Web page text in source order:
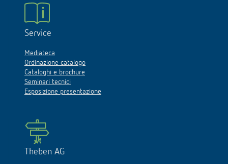
Service
Mediateca
Ordinazione catalogo
Cataloghi e brochure
Seminari tecnici
Esposizione presentazione
Theben AG